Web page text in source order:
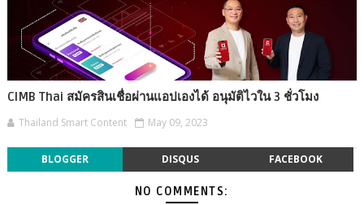
CIMB Thai สมัครสินเชื่อผ่านแอปเองได้ อนุมัติไวใน 3 ชั่วโมง
Thailand Smart Content May 09, 2023
BLOGGER DISQUS FACEBOOK
NO COMMENTS: